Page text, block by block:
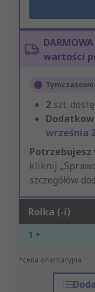
wartości
2 szt.
września
Potrzebujesz
kliknij
szczegółów
Rolka (-i)
1 +
*cena orientacyjna